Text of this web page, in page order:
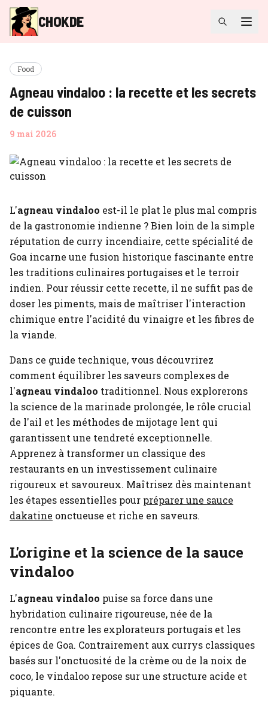
CHOKDE
Food
Agneau vindaloo : la recette et les secrets
de cuisson
9 mai 2026
L'agneau vindaloo est-il le plat le plus mal compris
de la gastronomie indienne ? Bien loin de la simple
réputation de curry incendiaire, cette spécialité de
Goa incarne une fusion historique fascinante entre
les traditions culinaires portugaises et le terroir
indien. Pour réussir cette recette, il ne suffit pas de
doser les piments, mais de maîtriser l'interaction
chimique entre l'acidité du vinaigre et les fibres de
la viande.
Dans ce guide technique, vous découvrirez
comment équilibrer les saveurs complexes de
l'agneau vindaloo traditionnel. Nous explorerons
la science de la marinade prolongée, le rôle crucial
de l'ail et les méthodes de mijotage lent qui
garantissent une tendreté exceptionnelle.
Apprenez à transformer un classique des
restaurants en un investissement culinaire
rigoureux et savoureux. Maîtrisez dès maintenant
les étapes essentielles pour préparer une sauce
dakatine onctueuse et riche en saveurs.
L'origine et la science de la sauce
vindaloo
L'agneau vindaloo puise sa force dans une
hybridation culinaire rigoureuse, née de la
rencontre entre les explorateurs portugais et les
épices de Goa. Contrairement aux currys classiques
basés sur l'onctuosité de la crème ou de la noix de
coco, le vindaloo repose sur une structure acide et
piquante.